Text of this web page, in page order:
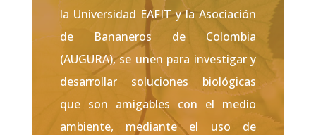
la Universidad EAFIT y la Asociación
de Bananeros de Colombia
(AUGURA), se unen para investigar y
desarrollar soluciones biológicas
que son amigables con el medio
ambiente, mediante el uso de